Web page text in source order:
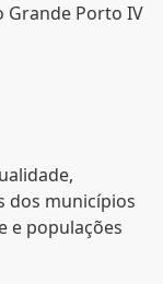
Grande Porto IV
dos municípios
e populações